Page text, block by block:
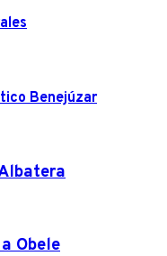
Benejúzar
Obele